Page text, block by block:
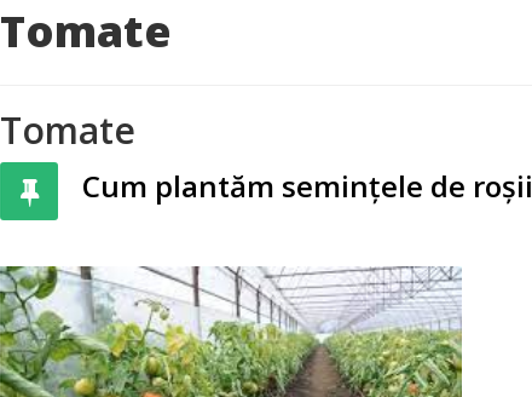
Tomate
Tomate
Cum plantăm semințele de roșii